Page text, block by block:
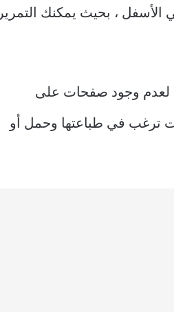
، بحيث يمكنك التمرير
لعدم وجود صفحات على
ترغب في طباعتها وحمل أو